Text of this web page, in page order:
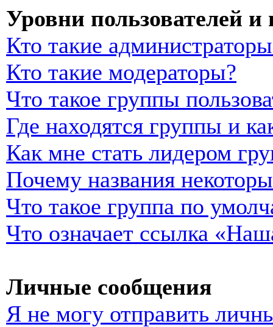
Уровни пользователей
Кто такие
Кто такие модераторы?
Что такое группы
Где находятся группы и
Как мне стать лидером
Почему названия
Что такое группа по
Что означает ссылка
Личные сообщения
Я не могу отправить